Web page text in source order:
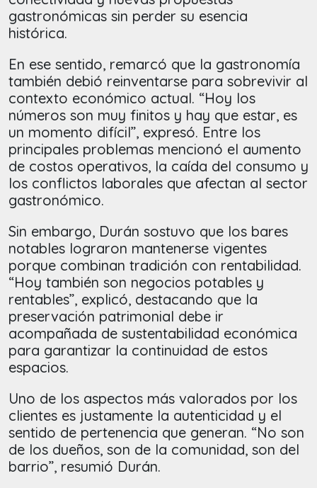
gastronómicas sin perder su esencia
histórica.
En ese sentido, remarcó que la gastronomía
también debió reinventarse para sobrevivir al
contexto económico actual. “Hoy los
números son muy finitos y hay que estar, es
un momento difícil”, expresó. Entre los
principales problemas mencionó el aumento
de costos operativos, la caída del consumo y
los conflictos laborales que afectan al sector
gastronómico.
Sin embargo, Durán sostuvo que los bares
notables lograron mantenerse vigentes
porque combinan tradición con rentabilidad.
“Hoy también son negocios potables y
rentables”, explicó, destacando que la
preservación patrimonial debe ir
acompañada de sustentabilidad económica
para garantizar la continuidad de estos
espacios.
Uno de los aspectos más valorados por los
clientes es justamente la autenticidad y el
sentido de pertenencia que generan. “No son
de los dueños, son de la comunidad, son del
barrio”, resumió Durán.